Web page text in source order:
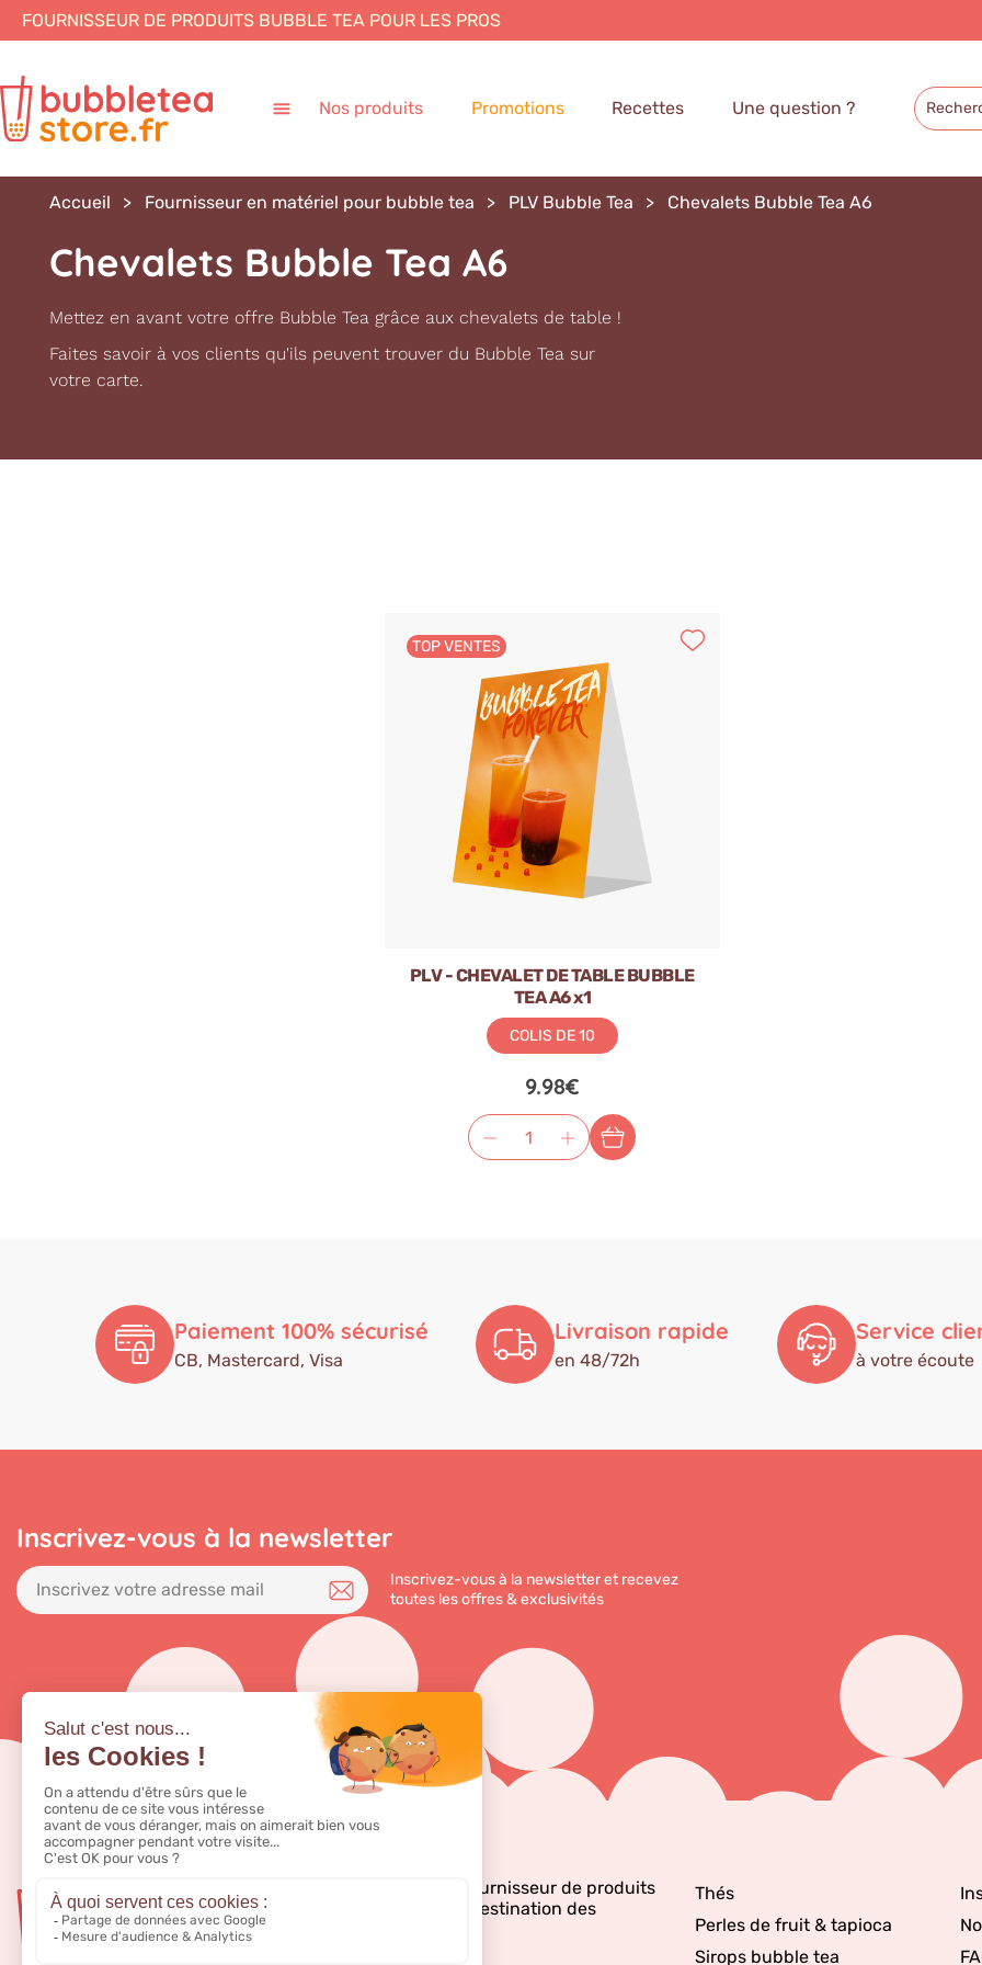
FOURNISSEUR DE PRODUITS BUBBLE TEA POUR LES PROS
Nos produits Promotions Recettes Une question ?
Accueil Fournisseur en matériel pour bubble tea PLV Bubble Tea Chevalets Bubble Tea A6
Chevalets Bubble Tea A6
Mettez en avant votre offre Bubble Tea grâce aux chevalets de table !
Faites savoir à vos clients qu'ils peuvent trouver du Bubble Tea sur
votre carte.
TOP VENTES
PLV - CHEVALET DE TABLE BUBBLE
TEA A6 x1
COLIS DE 10
9.98€
Paiement 100% sécurisé
CB, Mastercard, Visa
Livraison rapide
en 48/72h
Service
à votre écoute
Inscrivez-vous à la newsletter
Inscrivez-vous à la newsletter et recevez
toutes les offres & exclusivités
Bubble Tea Store, fournisseur de produits
pour bubble tea, à destination des
Thés
Perles de fruit & tapioca
Sirops bubble tea